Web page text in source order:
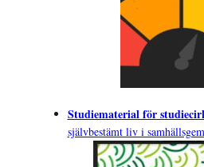
Studiematerial för
självbestämt liv i